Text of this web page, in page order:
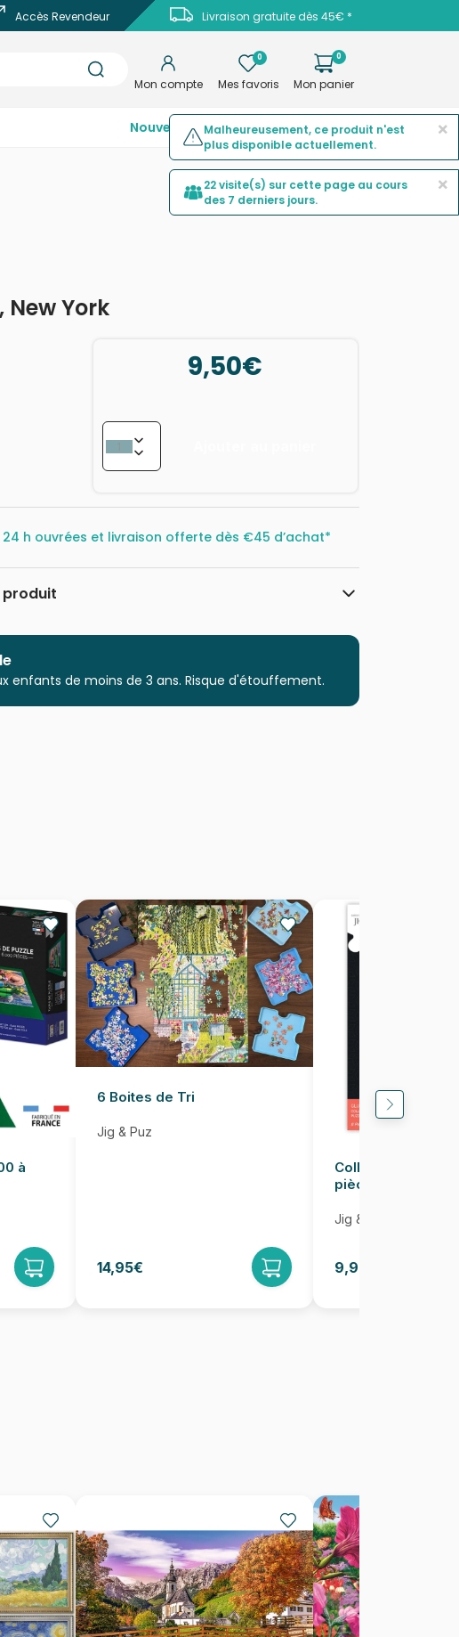
Livraison gratuite dès 45€ *
Accès Revendeur
Mon compte
0
Mes favoris
0
Mon panier
NouveautésTop ventesPromotions
York
9,50€
24 h ouvrées et livraison offerte dès €45 d’achat*
produit
Puzzle pour Adultes (500 à 48.000
pièces)
enfants de moins de 3 ans. Risque d'étouffement.
à
6 Boites de Tri
Jig & Puz
14,95€
Colle pour Puzzle
pièces
Jig & Puz
9,95€
×
Malheureusement, ce produit n'est
plus disponible actuellement.
×
22 visite(s) sur cette page au cours
des 7 derniers jours.